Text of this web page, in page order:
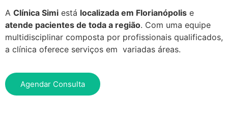
A Clínica Simi está localizada em Florianópolis e
atende pacientes de toda a região. Com uma equipe
multidisciplinar composta por profissionais qualificados,
a clínica oferece serviços em variadas áreas.
Agendar Consulta